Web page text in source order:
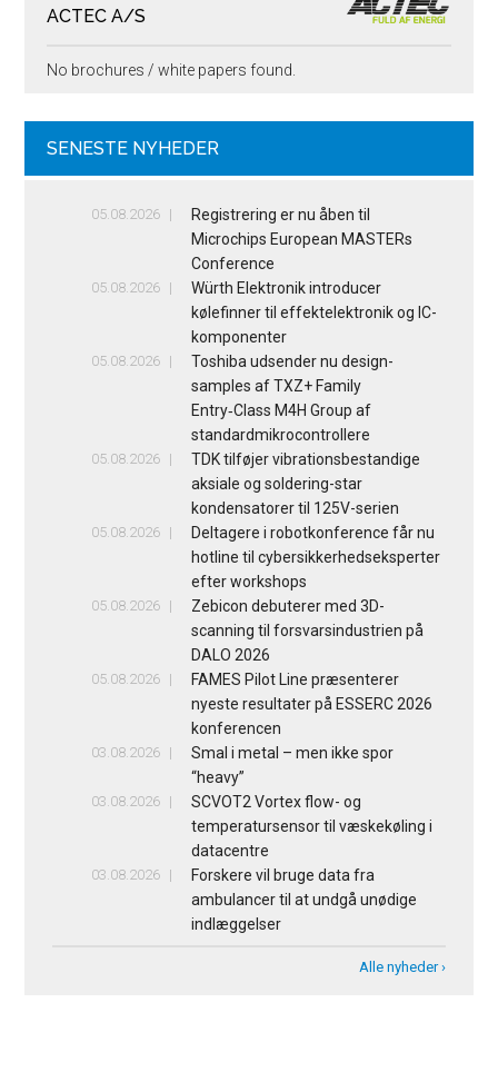
ACTEC A/S
No brochures / white papers found.
SENESTE NYHEDER
05.08.2026
Registrering er nu åben til
Microchips European MASTERs
Conference
05.08.2026
Würth Elektronik introducer
kølefinner til effektelektronik og IC-
komponenter
05.08.2026
Toshiba udsender nu design-
samples af TXZ+ Family
Entry‑Class M4H Group af
standardmikrocontrollere
05.08.2026
TDK tilføjer vibrationsbestandige
aksiale og soldering-star
kondensatorer til 125V-serien
05.08.2026
Deltagere i robotkonference får nu
hotline til cybersikkerhedseksperter
efter workshops
05.08.2026
Zebicon debuterer med 3D-
scanning til forsvarsindustrien på
DALO 2026
05.08.2026
FAMES Pilot Line præsenterer
nyeste resultater på ESSERC 2026
konferencen
03.08.2026
Smal i metal – men ikke spor
“heavy”
03.08.2026
SCVOT2 Vortex flow- og
temperatursensor til væskekøling i
datacentre
03.08.2026
Forskere vil bruge data fra
ambulancer til at undgå unødige
indlæggelser
Alle nyheder ›